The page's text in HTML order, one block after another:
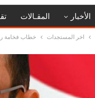
الأخبار المقـالات
اخر المستجدات خطاب فخامة رئيس